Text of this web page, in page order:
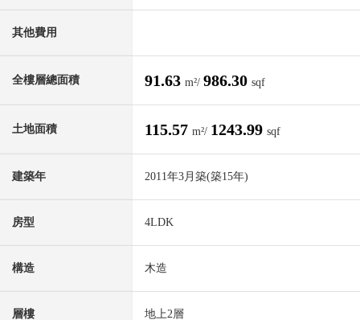
其他費用
全樓層總面積 91.63 m²/ 986.30 sqf
土地面積 115.57 m²/ 1243.99 sqf
建築年 2011年3月築(築15年)
房型 4LDK
構造 木造
層樓 地上2層